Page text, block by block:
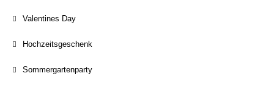
Valentines Day
Hochzeitsgeschenk
Sommergartenparty